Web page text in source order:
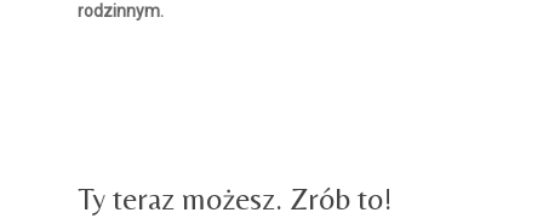
rodzinnym.
Ty teraz możesz. Zrób to!